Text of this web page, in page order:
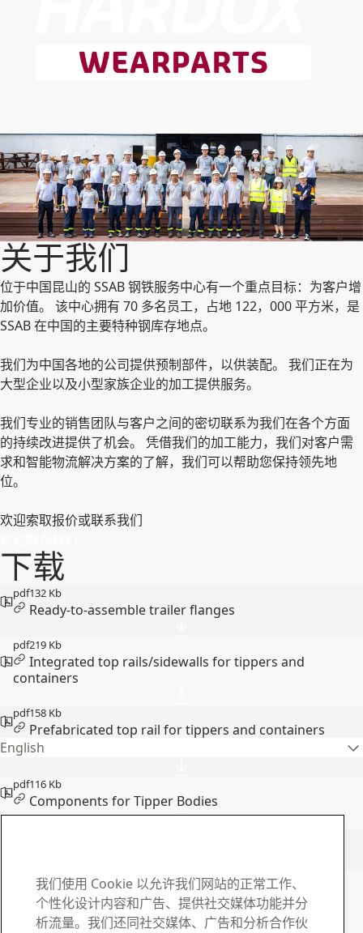
关于我们
位于中国昆山的 SSAB 钢铁服务中心有一个重点目标：为客户增
加价值。 该中心拥有 70 多名员工，占地 122，000 平方米，是
SSAB 在中国的主要特种钢库存地点。
我们为中国各地的公司提供预制部件，以供装配。 我们正在为
大型企业以及小型家族企业的加工提供服务。
我们专业的销售团队与客户之间的密切联系为我们在各个方面
的持续改进提供了机会。 凭借我们的加工能力，我们对客户需
求和智能物流解决方案的了解，我们可以帮助您保持领先地
位。
欢迎索取报价或联系我们
下载
pdf132 Kb
Ready-to-assemble trailer flanges
pdf219 Kb
Integrated top rails/sidewalls for tippers and
containers
pdf158 Kb
Prefabricated top rail for tippers and containers
English
pdf116 Kb
Components for Tipper Bodies
如有任何问题或疑问 , 请
我们使用 Cookie 以允许我们网站的正常工作、
个性化设计内容和广告、提供社交媒体功能并分
析流量。我们还同社交媒体、广告和分析合作伙